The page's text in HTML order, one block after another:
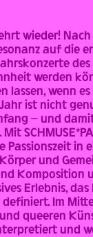
wieder!
auf die
des
werden
lassen, wenn
ist nicht
– und
Passionszeit in
und
Komposition
Erlebnis, das
Im
queeren
und